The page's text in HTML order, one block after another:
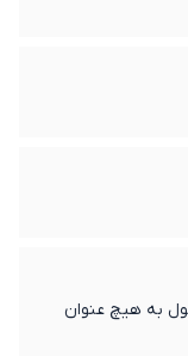
به هیچ عنوان